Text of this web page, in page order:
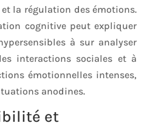
la régulation des émotions.
cognitive peut expliquer
à sur analyser
interactions sociales et à
émotionnelles intenses,
anodines.
et